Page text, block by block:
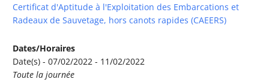
Certificat d'Aptitude à l'Exploitation des Embarcations et
Radeaux de Sauvetage, hors canots rapides (CAEERS)
Dates/Horaires
Date(s) - 07/02/2022 - 11/02/2022
Toute la journée